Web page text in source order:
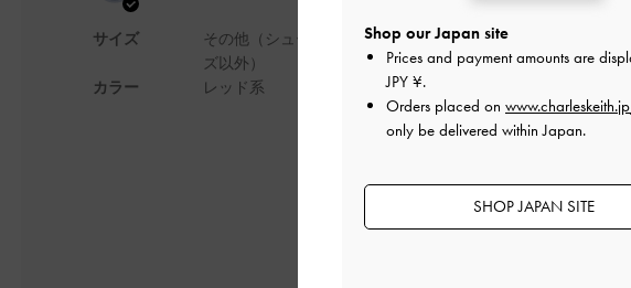
サイズ
カラー
その他（シュー
ズ以外）
レッド系
形が個性的で持ちやすく、色味も上
持ち手も調整できて、荷物もたくさ
デザイン 品質
Shop our Japan site
Prices and payment amounts are
JPY ¥.
Orders placed on
only be delivered within Japan.
SHOP JAPAN SITE